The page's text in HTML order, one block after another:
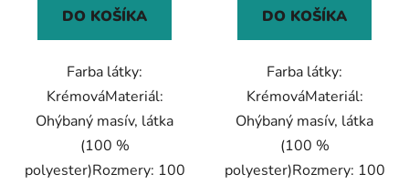
DO KOŠÍKA
Farba látky:
KrémováMateriál:
Ohýbaný masív, látka
(100 %
polyester)Rozmery: 100
DO KOŠÍKA
Farba látky:
KrémováMateriál:
Ohýbaný masív, látka
(100 %
polyester)Rozmery: 100